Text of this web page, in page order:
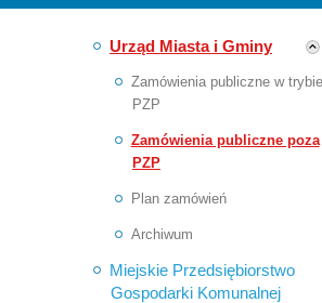
Urząd Miasta i Gminy
Zamówienia publiczne w trybie
PZP
Zamówienia publiczne poza
PZP
Plan zamówień
Archiwum
Miejskie Przedsiębiorstwo
Gospodarki Komunalnej